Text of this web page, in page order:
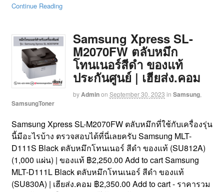
Continue Reading
Samsung Xpress SL-
M2070FW ตลับหมึก
โทนเนอร์สีดำ ของแท้
ประกันศูนย์ | เฮียส่ง.คอม
byAdminon September 30, 2023 in Samsung,
SamsungToner
Samsung Xpress SL-M2070FW ตลับหมึกที่ใช้กับเครื่องรุ่น
นี้มีอะไรบ้าง ตรวจสอบได้ที่นี่เลยครับ Samsung MLT-
D111S Black ตลับหมึกโทนเนอร์ สีดำ ของแท้ (SU812A)
(1,000 แผ่น) | ของแท้ ฿2,250.00 Add to cart Samsung
MLT-D111L Black ตลับหมึกโทนเนอร์ สีดำ ของแท้
(SU830A) | เฮียส่ง.คอม ฿2,350.00 Add to cart - ราคารวม